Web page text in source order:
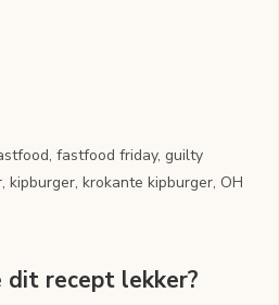
fastfood friday, guilty
kipburger, krokante kipburger, OH
dit recept lekker?